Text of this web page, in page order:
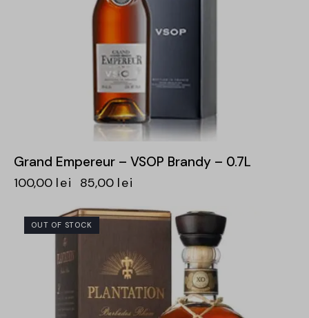
Grand Empereur – VSOP Brandy – 0.7L
100,00 lei 85,00 lei
OUT OF STOCK